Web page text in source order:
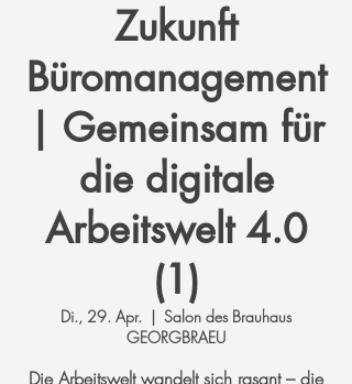
Zukunft
Büromanagement
| Gemeinsam für
die digitale
Arbeitswelt 4.0
(1)
Di., 29. Apr.
  |
Salon des Brauhaus
GEORGBRAEU
Die Arbeitswelt wandelt sich rasant – die